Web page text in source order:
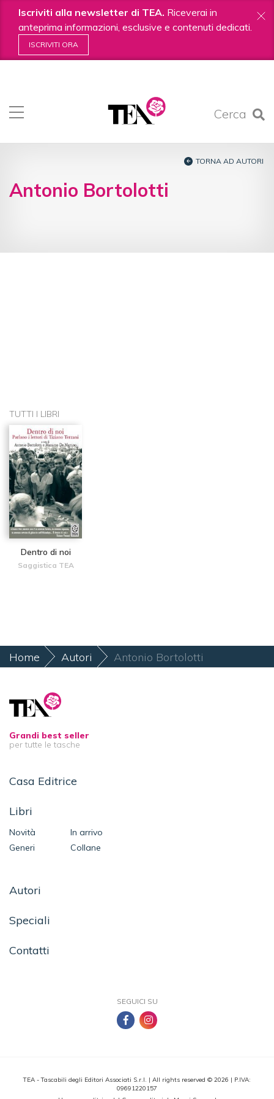
Iscriviti alla newsletter di TEA. Riceverai in
anteprima informazioni, esclusive e contenuti dedicati.
ISCRIVITI ORA
Cerca
contenuti.
|
Antonio Bortolotti
TORNA AD AUTORI
TUTTI I LIBRI
Dentro di noi
Saggistica TEA
Home Autori Antonio Bortolotti
Grandi best seller
per tutte le tasche
Casa Editrice
Libri
Novità
In arrivo
Generi
Collane
Autori
Speciali
Contatti
SEGUICI SU
TEA - Tascabili degli Editori Associati S.r.l. | All rights reserved © 2026 | P.IVA:
09691220157